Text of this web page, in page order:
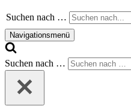
Suchen nach …
Navigationsmenü
Suchen nach …